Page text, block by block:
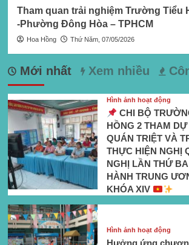
Tham quan trải nghiệm Trường Tiểu
-Phường Đông Hòa – TPHCM
Hoa Hồng Thứ Năm, 07/05/2026
Mới nhất Xem nhiều
Hình ảnh hoạt động
CHI BỘ
HỒNG 2 THAM
QUÁN TRIỆT VÀ
THỰC HIỆN NGHỊ
NGHỊ LẦN THỨ
HÀNH TRUNG
KHÓA XIV
Hình ảnh hoạt động